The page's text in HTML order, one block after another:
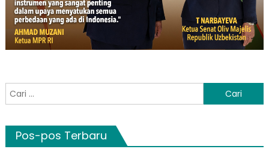
Cari
untuk:
Pos-pos Terbaru